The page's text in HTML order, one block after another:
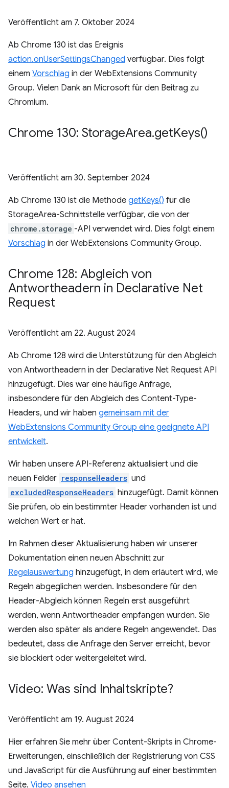
Veröffentlicht am 7. Oktober 2024
Ab Chrome 130 ist das Ereignis
action.onUserSettingsChanged verfügbar. Dies folgt
einem Vorschlag in der WebExtensions Community
Group. Vielen Dank an Microsoft für den Beitrag zu
Chromium.
Chrome 130: StorageArea.getKeys()
Veröffentlicht am 30. September 2024
Ab Chrome 130 ist die Methode getKeys() für die
StorageArea-Schnittstelle verfügbar, die von der
chrome.storage -API verwendet wird. Dies folgt einem
Vorschlag in der WebExtensions Community Group.
Chrome 128: Abgleich von
Antwortheadern in Declarative Net
Request
Veröffentlicht am 22. August 2024
Ab Chrome 128 wird die Unterstützung für den Abgleich
von Antwortheadern in der Declarative Net Request API
hinzugefügt. Dies war eine häufige Anfrage,
insbesondere für den Abgleich des Content-Type-
Headers, und wir haben gemeinsam mit der
WebExtensions Community Group eine geeignete API
entwickelt.
Wir haben unsere API-Referenz aktualisiert und die
neuen Felder responseHeaders und
excludedResponseHeaders hinzugefügt. Damit können
Sie prüfen, ob ein bestimmter Header vorhanden ist und
welchen Wert er hat.
Im Rahmen dieser Aktualisierung haben wir unserer
Dokumentation einen neuen Abschnitt zur
Regelauswertung hinzugefügt, in dem erläutert wird, wie
Regeln abgeglichen werden. Insbesondere für den
Header-Abgleich können Regeln erst ausgeführt
werden, wenn Antwortheader empfangen wurden. Sie
werden also später als andere Regeln angewendet. Das
bedeutet, dass die Anfrage den Server erreicht, bevor
sie blockiert oder weitergeleitet wird.
Video: Was sind Inhaltskripte?
Veröffentlicht am 19. August 2024
Hier erfahren Sie mehr über Content-Skripts in Chrome-
Erweiterungen, einschließlich der Registrierung von CSS
und JavaScript für die Ausführung auf einer bestimmten
Seite. Video ansehen